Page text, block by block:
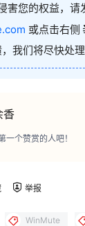
害您的权益，请
或点击右侧
我们将尽快处理
香
一个赞赏的人吧！
举报
WinMute